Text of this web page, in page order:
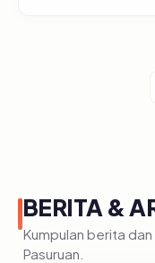
BERITA &
Kumpulan berita
Pasuruan.